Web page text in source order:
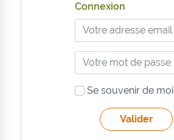
Connexion
Se souvenir de moi